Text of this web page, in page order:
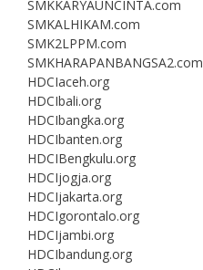
SMKKARYAUNCINTA.com
SMKALHIKAM.com
SMK2LPPM.com
SMKHARAPANBANGSA2.com
HDCIaceh.org
HDCIbali.org
HDCIbangka.org
HDCIbanten.org
HDCIBengkulu.org
HDCIjogja.org
HDCIjakarta.org
HDCIgorontalo.org
HDCIjambi.org
HDCIbandung.org